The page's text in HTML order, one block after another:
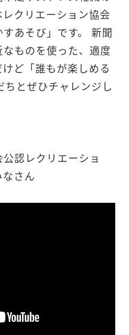
クリエーション協会
あそび」です。 新聞
ものを使った、適度
ど「誰もが楽しめる
ちとぜひチャレンジし
認レクリエーショ
さん